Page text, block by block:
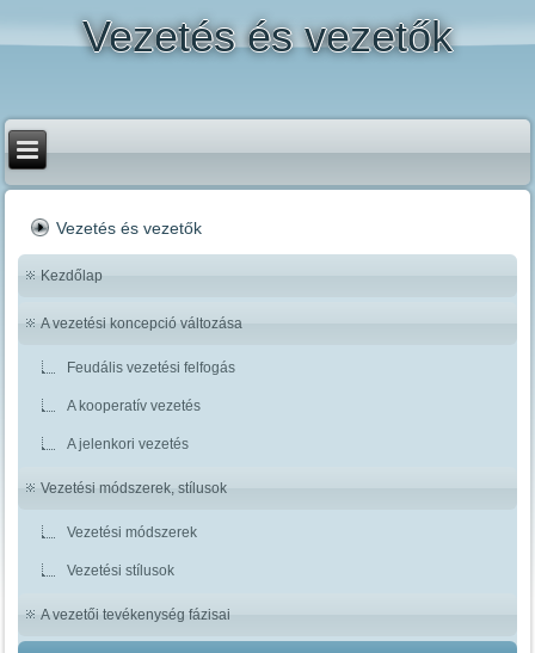
Vezetés és vezetők
Vezetés és vezetők
Kezdőlap
A vezetési koncepció változása
Feudális vezetési felfogás
A kooperatív vezetés
A jelenkori vezetés
Vezetési módszerek, stílusok
Vezetési módszerek
Vezetési stílusok
A vezetői tevékenység fázisai